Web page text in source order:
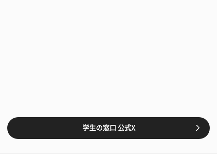
学生の窓口 公式X